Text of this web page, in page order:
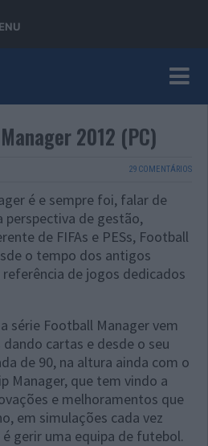
2012 (PC)
29 COMENTÁRIOS
é e sempre foi, falar de
perspectiva de gestão,
de FIFAs e PESs, Football
o tempo dos antigos
de jogos dedicados
série Football Manager vem
cartas e desde o seu
de 90, na altura ainda com o
Manager, que tem vindo a
e melhoramentos que
em simulações cada vez
gerir uma equipa de futebol.